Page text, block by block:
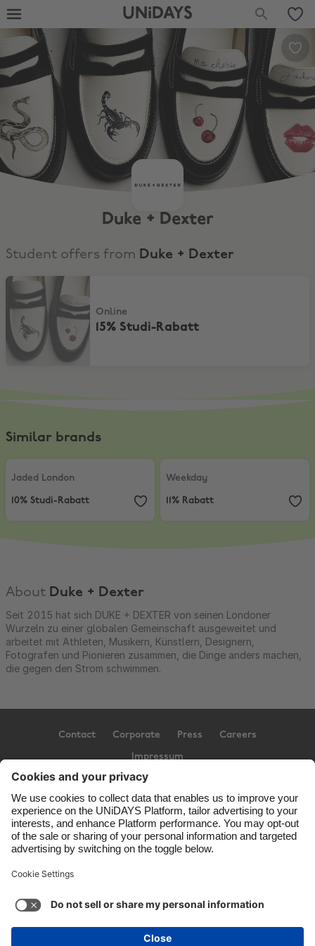
UNiDAYS
Duke + Dexter
Student offers from Duke + Dexter
15% Studi-Rabatt
Online
15% Studi-Rabatt
Similar brands
Jaded London
Jaded London
10% Studi-Rabatt
Weekday
Weekday
11% Rabatt
About Duke + Dexter
Seit 2015 hat sich DUKE + DEXTER von seinen Londoner
Wurzeln zu einer globalen Gemeinschaft ausgeweitet und
arbeitet mit Athleten, Musikern, Künstlern, Designern,
Fotografen und Pionieren zusammen, die Dinge anders machen,
die gegen den Strom schwimmen.
Contact Corporate Press Careers
Impressum
Cookie settings Privacy Policy Accessibility
Ad Disclosure Germany